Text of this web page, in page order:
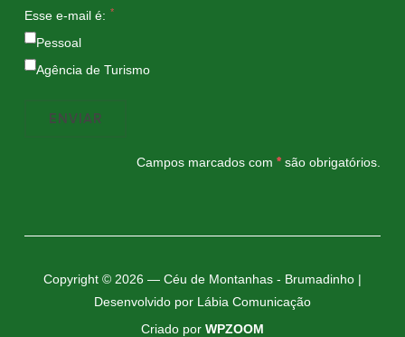
Esse e-mail é: *
Pessoal
Agência de Turismo
Campos marcados com* são obrigatórios.
Copyright © 2026 — Céu de Montanhas - Brumadinho |
Desenvolvido por Lábia Comunicação
Criado por WPZOOM